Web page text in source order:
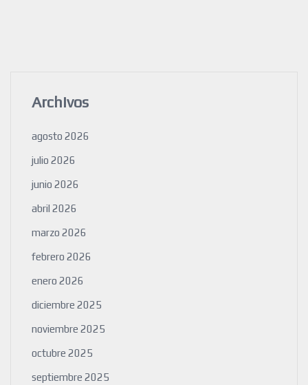
Archivos
agosto 2026
julio 2026
junio 2026
abril 2026
marzo 2026
febrero 2026
enero 2026
diciembre 2025
noviembre 2025
octubre 2025
septiembre 2025